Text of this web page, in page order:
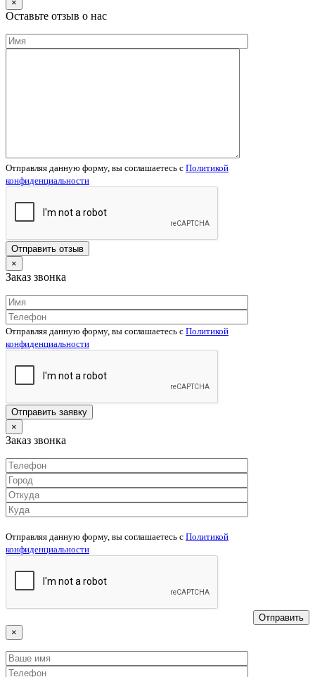
×
Оставьте отзыв о нас
Отправляя данную форму, вы соглашаетесь c Политикой
конфиденциальности
×
Заказ звонка
Отправляя данную форму, вы соглашаетесь c Политикой
конфиденциальности
×
Заказ звонка
Отправляя данную форму, вы соглашаетесь c Политикой
конфиденциальности
×